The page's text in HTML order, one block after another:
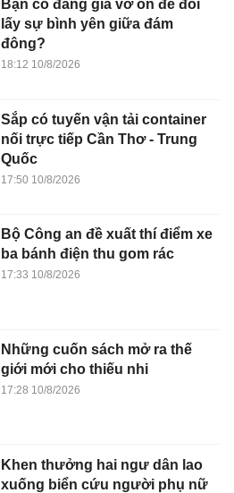
Bạn có đang giả vờ ổn để đổi
lấy sự bình yên giữa đám
đông?
18:12 10/8/2026
Sắp có tuyến vận tải container
nối trực tiếp Cần Thơ - Trung
Quốc
17:50 10/8/2026
Bộ Công an đề xuất thí điểm xe
ba bánh điện thu gom rác
17:33 10/8/2026
Những cuốn sách mở ra thế
giới mới cho thiếu nhi
17:28 10/8/2026
Khen thưởng hai ngư dân lao
xuống biển cứu người phụ nữ